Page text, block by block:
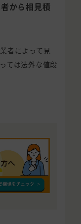
から相見積
者によって見
ては法外な値段